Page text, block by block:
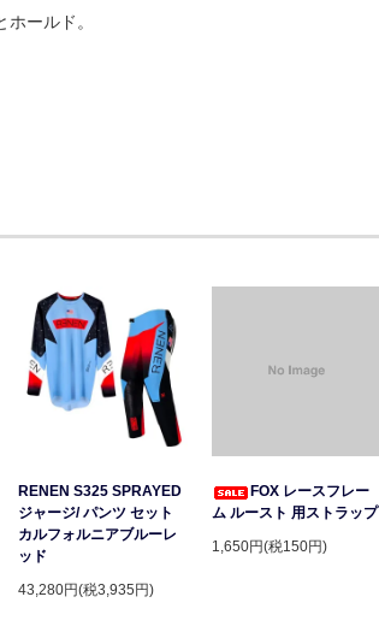
ールド。
RENEN S325 SPRAYED
ジャージ/ パンツ セット
カルフォルニアブルーレ
ッド
43,280円(税3,935円)
FOX レースフレー
ム ルースト 用ストラップ
1,650円(税150円)